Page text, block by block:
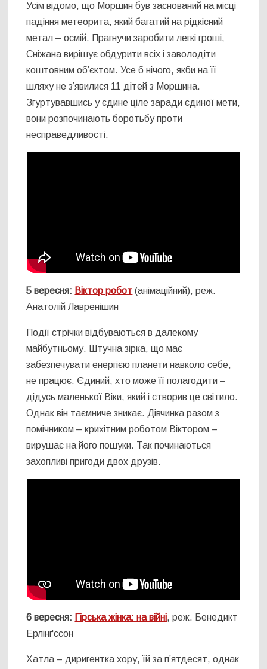
Усім відомо, що Моршин був заснований на місці
падіння метеорита, який багатий на рідкісний
метал – осмій. Прагнучи заробити легкі гроші,
Сніжана вирішує обдурити всіх і заволодіти
коштовним об’єктом. Усе б нічого, якби на її
шляху не з’явилися 11 дітей з Моршина.
Згуртувавшись у єдине ціле заради єдиної мети,
вони розпочинають боротьбу проти
несправедливості.
5 вересня: Віктор робот (анімаційний), реж.
Анатолій Лавренішин
Події стрічки відбуваються в далекому
майбутньому. Штучна зірка, що має
забезпечувати енергією планети навколо себе,
не працює. Єдиний, хто може її полагодити –
дідусь маленької Віки, який і створив це світило.
Однак він таємниче зникає. Дівчинка разом з
помічником – крихітним роботом Віктором –
вирушає на його пошуки. Так починаються
захопливі пригоди двох друзів.
6 вересня: Гірська жінка: на війні, реж. Бенедикт
Ерлінґссон
Хатла – диригентка хору, їй за п’ятдесят, однак